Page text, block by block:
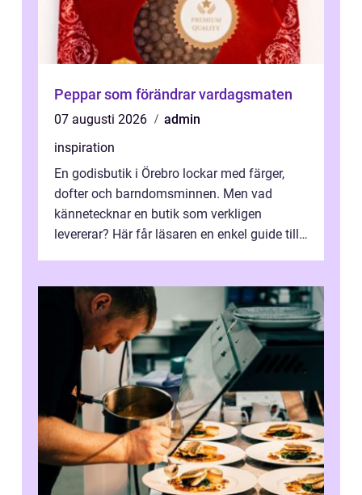
Peppar som förändrar vardagsmaten
07 augusti 2026
admin
inspiration
En godisbutik i Örebro lockar med färger,
dofter och barndomsminnen. Men vad
kännetecknar en butik som verkligen
levererar? Här får läsaren en enkel guide till